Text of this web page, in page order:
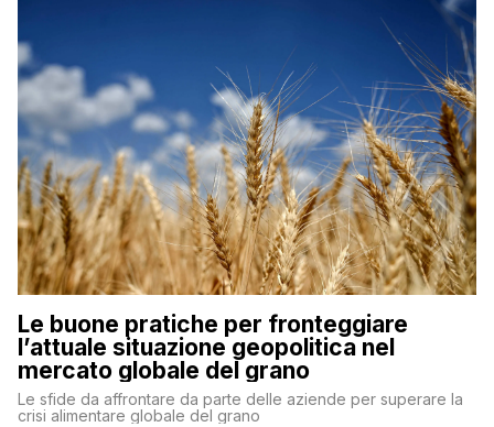
Le buone pratiche per fronteggiare
l’attuale situazione geopolitica nel
mercato globale del grano
Le sfide da affrontare da parte delle aziende per superare la
crisi alimentare globale del grano